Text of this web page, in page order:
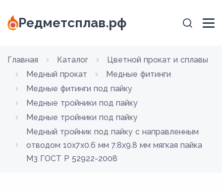
Редметсплав.рф
Главная Каталог
Цветной прокат и сплавы
Медный прокат
Медные фитинги
Медные фитинги под пайку
Медные тройники под пайку
Медные тройники под пайку
Медный тройник под пайку с направленным
отводом 10х7х0.6 мм 7.8х9.8 мм мягкая пайка
М3 ГОСТ Р 52922-2008